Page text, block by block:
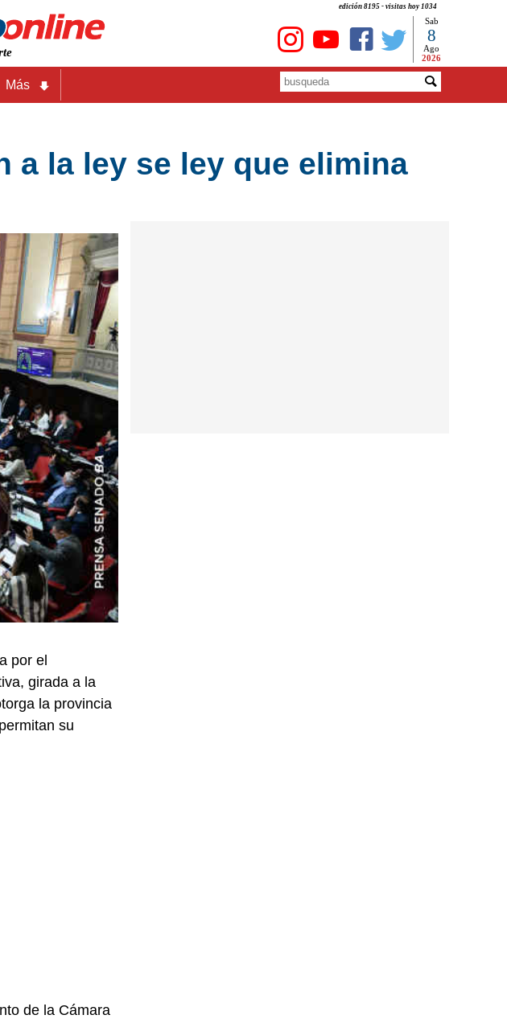
edición 8195 - visitas hoy 1034
Sab
8
Ago
2026
Más
a la ley se ley que elimina
por el
girada a la
la provincia
su
de la Cámara